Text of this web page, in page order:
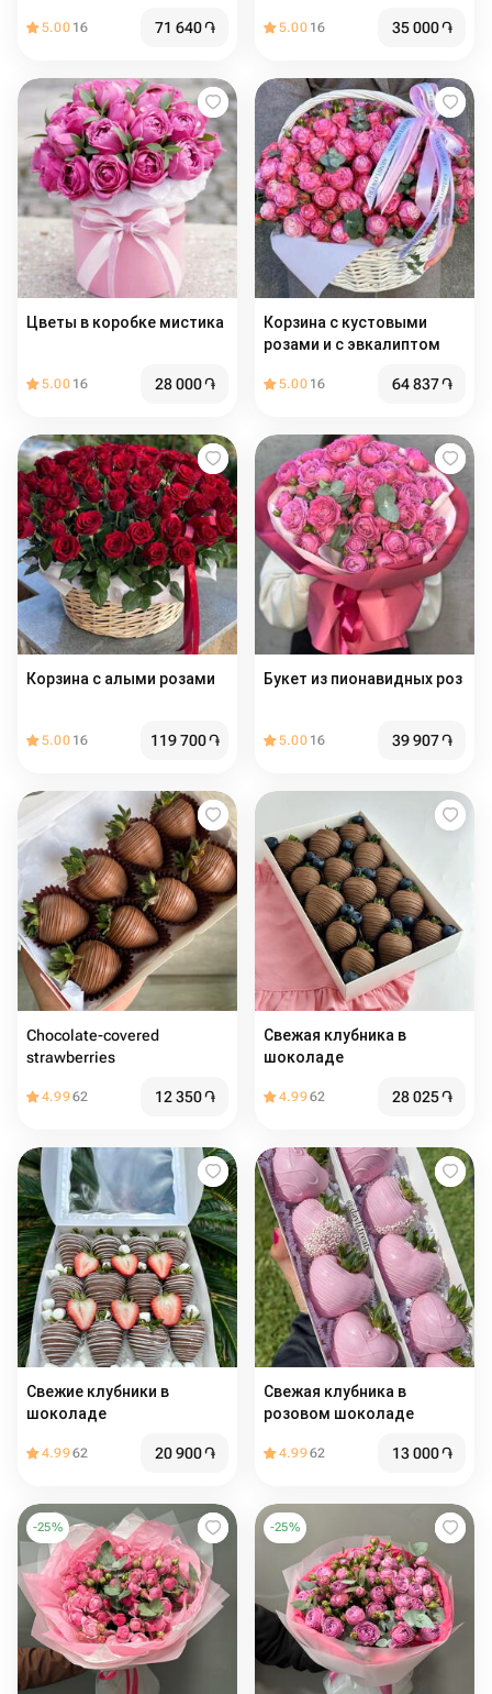
5.00 16 71 640֏ 5.00 16 35 000֏
Цветы в коробке мистика
5.00 16 28 000֏
Корзина с кустовыми
розами и с эвкалиптом
5.00 16 64 837֏
Корзина с алыми розами
5.00 16 119 700֏
Букет из пионавидных роз
5.00 16 39 907֏
Chocolate-covered
strawberries
4.9962 12 350֏
Свежая клубника в
шоколаде
4.9962 28 025֏
Свежие клубники в
шоколаде
4.9962 20 900֏
Свежая клубника в
розовом шоколаде
4.9962 13 000֏
-25% -25%